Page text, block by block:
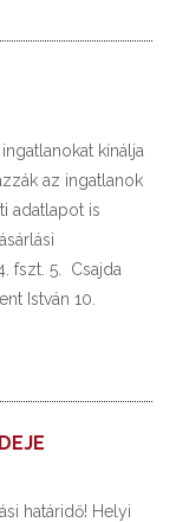
kínálja
az ingatlanok
adatlapot is
fszt. 5. Csajda
István 10.
határidő! Helyi